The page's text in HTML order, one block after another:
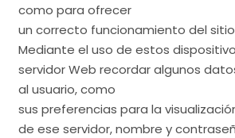
como para ofrecer
un correcto funcionamiento del
Mediante el uso de estos
servidor Web recordar algunos
al usuario, como
sus preferencias para la
de ese servidor, nombre y